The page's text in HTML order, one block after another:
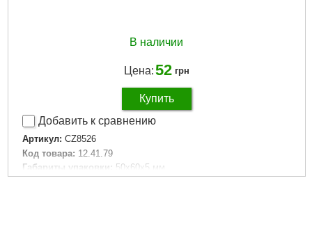
В наличии
Цена:52 грн
Купить
Добавить к сравнению
Артикул: CZ8526
Код товара: 12.41.79
Габариты упаковки: 50x60x5 мм